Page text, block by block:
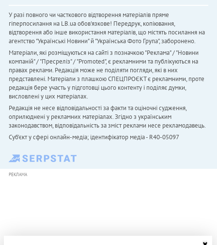
У разі повного чи часткового відтворення матеріалів пряме
гіперпосилання на LB.ua обов'язкове! Передрук, копіювання,
відтворення або інше використання матеріалів, що містять посилання на
агентство "Українськi Новини" й "Українська Фото Група", заборонено.
Матеріали, які розміщуються на сайті з позначкою "Реклама" / "Новини
компаній" / "Пресреліз" / "Promoted", є рекламними та публікуються на
правах реклами. Редакція може не поділяти погляди, які в них
представлені. Матеріали з плашкою СПЕЦПРОЄКТ є рекламними, проте
редакція бере участь у підготовці цього контенту і поділяє думки,
висловлені у цих матеріалах.
Редакція не несе відповідальності за факти та оціночні судження,
оприлюднені у рекламних матеріалах. Згідно з українським
законодавством, відповідальність за зміст реклами несе рекламодавець.
Cуб'єкт у сфері онлайн-медіа; ідентифікатор медіа - R40-05097
РЕКЛАМА